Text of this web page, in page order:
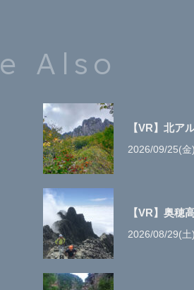
Also
【VR】北
2026/09/25(
【VR】奥穂
2026/08/29(